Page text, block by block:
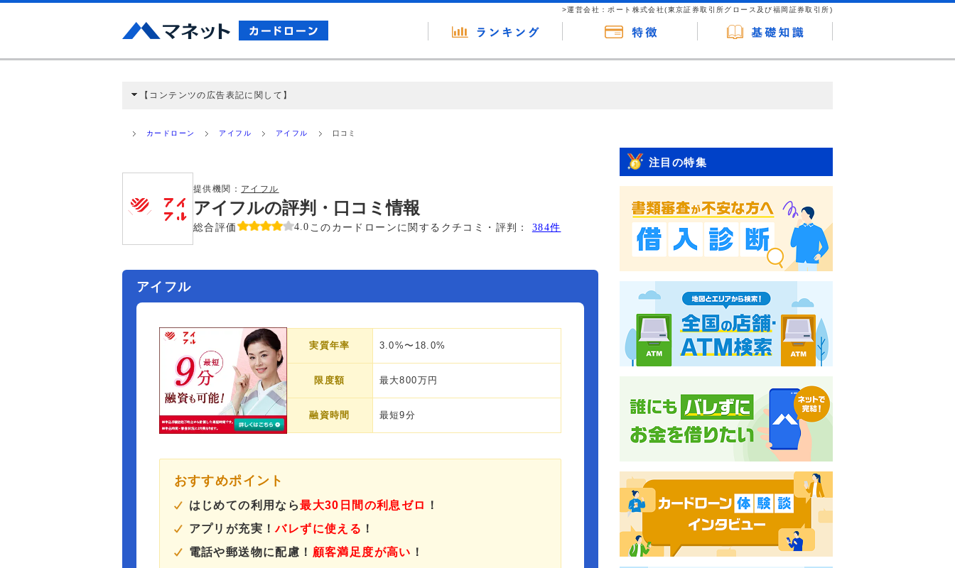
>運営会社：ポート株式会社(東京証券取引所グロース及び福岡証券取引所)
【コンテンツの広告表記に関して】
ミ収集などに基づき、公平性を担保した情報提供を行っています。
カードローン アイフル アイフル 口コミ
提供機関： アイフル
アイフルの評判・口コミ情報
総合評価 4.0 このカードローンに関するクチコミ・評判： 384件
アイフル
実質年率 3.0%〜18.0%
限度額 最大800万円
融資時間 最短9分
おすすめポイント
はじめての利用なら最大30日間の利息ゼロ
！
アプリが充実！バレずに使える ！
電話や郵送物に配慮！ 顧客満足度が高い ！
注目の特集